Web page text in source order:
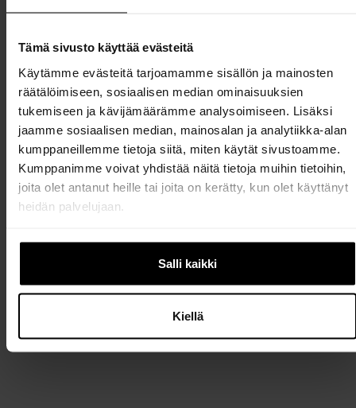
Tämä sivusto käyttää evästeitä
Käytämme evästeitä tarjoamamme sisällön ja mainosten
räätälöimiseen, sosiaalisen median ominaisuuksien
tukemiseen ja kävijämäärämme analysoimiseen. Lisäksi
jaamme sosiaalisen median, mainosalan ja analytiikka-alan
kumppaneillemme tietoja siitä, miten käytät sivustoamme.
Kumppanimme voivat yhdistää näitä tietoja muihin tietoihin,
joita olet antanut heille tai joita on kerätty, kun olet käyttänyt
heidän palvelujaan.
Salli kaikki
Kiellä
arkea. Esimerkiksi lasten mukit ja lautaset voi
pienempienkin käsien ulottuvilla. Samalla lapset
voivat osallistua arjen askareisiin. Kun kaikille
tavaroille on oma looginen paikkansa, myös
järjestys pysyy helpommin yllä kiireisinäkin
päivinä.
keittiöratkaisuista lähimpään myymälääsi!!
KATSO LÄHIN MYYMÄLÄSI